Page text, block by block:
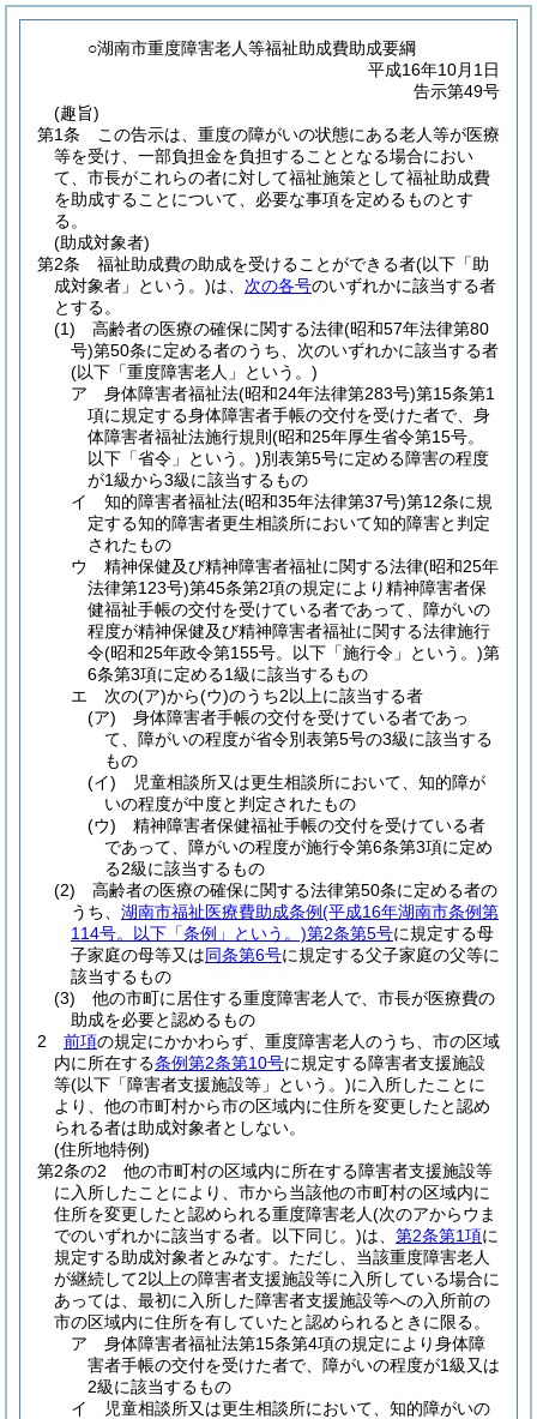
○湖南市重度障害老人等福祉助成費助成要綱
平成16年10月1日
告示第49号
(趣旨)
第1条
この告示は、重度の障がいの状態にある老人等が医療
等を受け、一部負担金を負担することとなる場合におい
て、市長がこれらの者に対して福祉施策として福祉助成費
を助成することについて、必要な事項を定めるものとす
る。
(助成対象者)
第2条
福祉助成費の助成を受けることができる者(以下「助
成対象者」という。)は、 次の各号のいずれかに該当する者
とする。
(1)
高齢者の医療の確保に関する法律(昭和57年法律第80
号)第50条に定める者のうち、次のいずれかに該当する者
(以下「重度障害老人」という。)
ア
身体障害者福祉法(昭和24年法律第283号)第15条第1
項に規定する身体障害者手帳の交付を受けた者で、身
体障害者福祉法施行規則 (昭和25年厚生省令第15号。
以下「省令」という。)別表第5号に定める障害の程度
が1級から3級に該当するもの
イ
知的障害者福祉法(昭和35年法律第37号)第12条に規
定する知的障害者更生相談所において知的障害と判定
されたもの
ウ
精神保健及び精神障害者福祉に関する法律(昭和25年
法律第123号)第45条第2項の規定により精神障害者保
健福祉手帳の交付を受けている者であって、障がいの
程度が精神保健及び精神障害者福祉に関する法律施行
令(昭和25年政令第155号。以下「施行令」という。)第
6条第3項に定める1級に該当するもの
エ
次の(ア)から(ウ)のうち2以上に該当する者
(ア)
身体障害者手帳の交付を受けている者であっ
て、障がいの程度が省令別表第5号の3級に該当する
もの
(イ)
児童相談所又は更生相談所において、知的障が
いの程度が中度と判定されたもの
(ウ)
精神障害者保健福祉手帳の交付を受けている者
であって、障がいの程度が施行令第6条第3項に定め
る2級に該当するもの
(2)
高齢者の医療の確保に関する法律第50条に定める者の
うち、 湖南市福祉医療費助成条例(平成16年湖南市条例第
114号。以下「条例」という。)第2条第5号に規定する母
子家庭の母等又は同条第6号に規定する父子家庭の父等に
該当するもの
(3)
他の市町に居住する重度障害老人で、市長が医療費の
助成を必要と認めるもの
2
前項の規定にかかわらず、重度障害老人のうち、市の区域
内に所在する条例第2条第10号に規定する障害者支援施設
等(以下「障害者支援施設等」という。)に入所したことに
より、他の市町村から市の区域内に住所を変更したと認め
られる者は助成対象者としない。
(住所地特例)
第2条の2
他の市町村の区域内に所在する障害者支援施設等
に入所したことにより、市から当該他の市町村の区域内に
住所を変更したと認められる重度障害老人(次のアからウま
でのいずれかに該当する者。以下同じ。)は、 第2条第1項に
規定する助成対象者とみなす。 ただし、当該重度障害老人
が継続して2以上の障害者支援施設等に入所している場合に
あっては、最初に入所した障害者支援施設等への入所前の
市の区域内に住所を有していたと認められるときに限る。
ア 身体障害者福祉法第15条第4項の規定により身体障
害者手帳の交付を受けた者で、障がいの程度が1級又は
2級に該当するもの
イ 児童相談所又は更生相談所において、知的障がいの